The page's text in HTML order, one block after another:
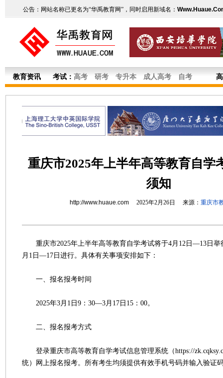
公告：网站名称已更名为“华禹教育网”，同时启用新域名：
教育资讯 考试： 高考 研考 专升本 成人高考 自考
重庆市2025年上半年高等教育自学
须知
http://www.huaue.com2025年2月26日 来源： 重庆市
重庆市2025年上半年高等教育自学考试将于4月12日—13日举
月1日—17日进行。具体有关事项安排如下：
一、报名报考时间
2025年3月1日9：30—3月17日15：00。
二、报名报考方式
登录重庆市高等教育自学考试信息管理系统（https://
统）网上报名报考。所有考生均须提供有效手机号码并输入验证